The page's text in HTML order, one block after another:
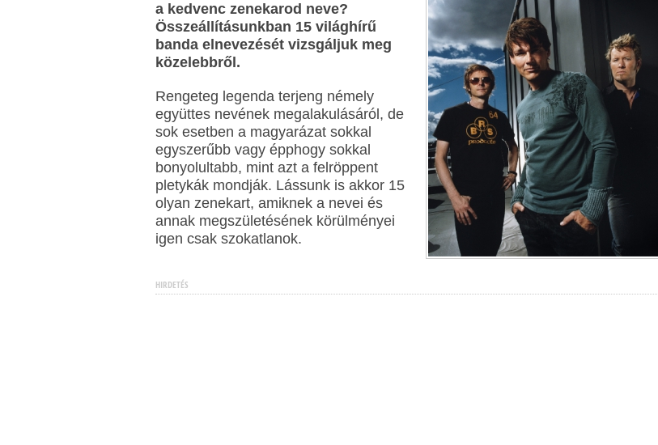
a kedvenc zenekarod neve?
Összeállításunkban 15 világhírű
banda elnevezését vizsgáljuk meg
közelebbről.
Rengeteg legenda terjeng némely
együttes nevének megalakulásáról, de
sok esetben a magyarázat sokkal
egyszerűbb vagy épphogy sokkal
bonyolultabb, mint azt a felröppent
pletykák mondják. Lássunk is akkor 15
olyan zenekart, amiknek a nevei és
annak megszületésének körülményei
igen csak szokatlanok.
HIRDETÉS